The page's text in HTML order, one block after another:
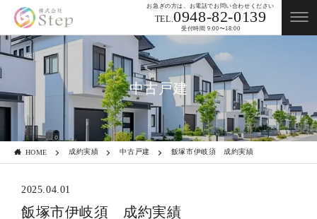
お急ぎの方は、お電話でお問い合わせください
TEL.0948-82-0139
受付時間 9:00〜18:00
中古戸建
HOME 成約実績 中古戸建 飯塚市伊岐須 成約実績
2025.04.01
飯塚市伊岐須 成約実績